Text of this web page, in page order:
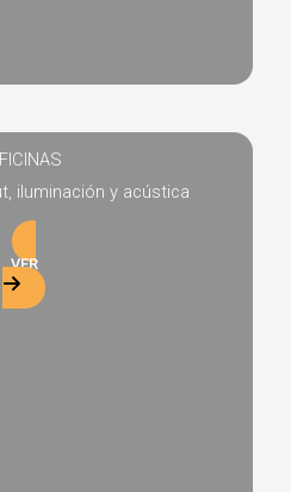
iluminación y acústica
VER